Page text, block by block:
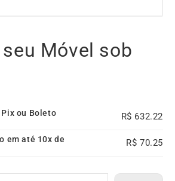
Móvel sob
Pix ou Boleto 632.22
em até 10x de 70.25